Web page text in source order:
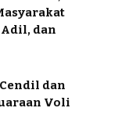
dan
dan
Voli